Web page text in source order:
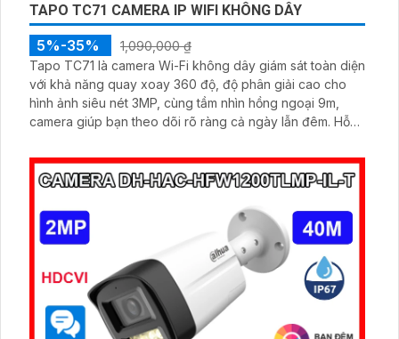
TAPO TC71 CAMERA IP WIFI KHÔNG DÂY
5%-35%
1,090,000 ₫
Tapo TC71 là camera Wi-Fi không dây giám sát toàn diện
với khả năng quay xoay 360 độ, độ phân giải cao cho
hình ảnh siêu nét 3MP, cùng tầm nhìn hồng ngoại 9m,
camera giúp bạn theo dõi rõ ràng cả ngày lẫn đêm. Hỗ
động thông minh, camera TC71 không chỉ ghi lại mọi
khoảnh khắc quan trọng mà còn chủ động bảo vệ an